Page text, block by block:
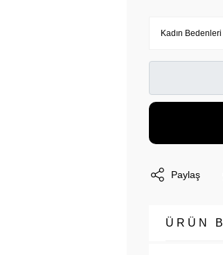
Paylaş
ÜRÜN